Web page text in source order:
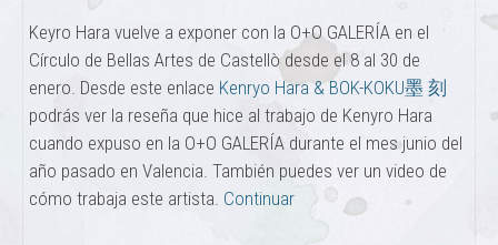
Keyro Hara vuelve a exponer con la O+O GALERÍA en el
Círculo de Bellas Artes de Castellò desde el 8 al 30 de
enero. Desde este enlace Kenryo Hara & BOK-KOKU墨 刻
podrás ver la reseña que hice al trabajo de Kenyro Hara
cuando expuso en la O+O GALERÍA durante el mes junio del
año pasado en Valencia. También puedes ver un video de
cómo trabaja este artista. Continuar